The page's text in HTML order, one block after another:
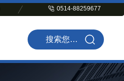
0514-88259677